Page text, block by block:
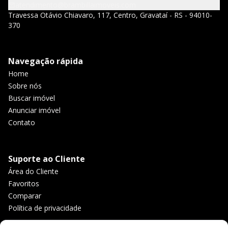
Travessa Otávio Chiavaro, 117, Centro, Gravataí - RS - 94010-
370
Navegação rápida
Home
Sobre nós
Buscar imóvel
Anunciar imóvel
Contato
Suporte ao Cliente
Área do Cliente
Favoritos
Comparar
Política de privacidade